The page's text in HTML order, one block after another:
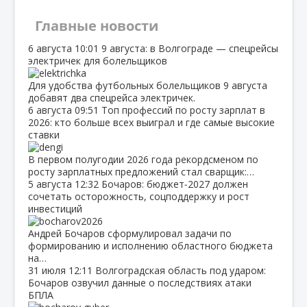
Главные новости
6 августа 10:01 9 августа: в Волгограде — спецрейсы
электричек для болельщиков
Для удобства футбольных болельщиков 9 августа
добавят два спецрейса электричек.
6 августа 09:51 Топ профессий по росту зарплат в
2026: кто больше всех выиграл и где самые высокие
ставки
В первом полугодии 2026 года рекордсменом по
росту зарплатных предложений стал сварщик:…
5 августа 12:32 Бочаров: бюджет‑2027 должен
сочетать осторожность, соцподдержку и рост
инвестиций
Андрей Бочаров сформулировал задачи по
формированию и исполнению областного бюджета
на…
31 июля 12:11 Волгоградская область под ударом:
Бочаров озвучил данные о последствиях атаки
БПЛА